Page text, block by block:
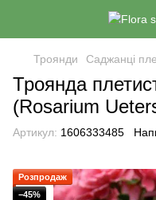
Троянди Саджанці
Троянда
(Rosarium
Артикул: 1606333485
Розпродаж
−45%